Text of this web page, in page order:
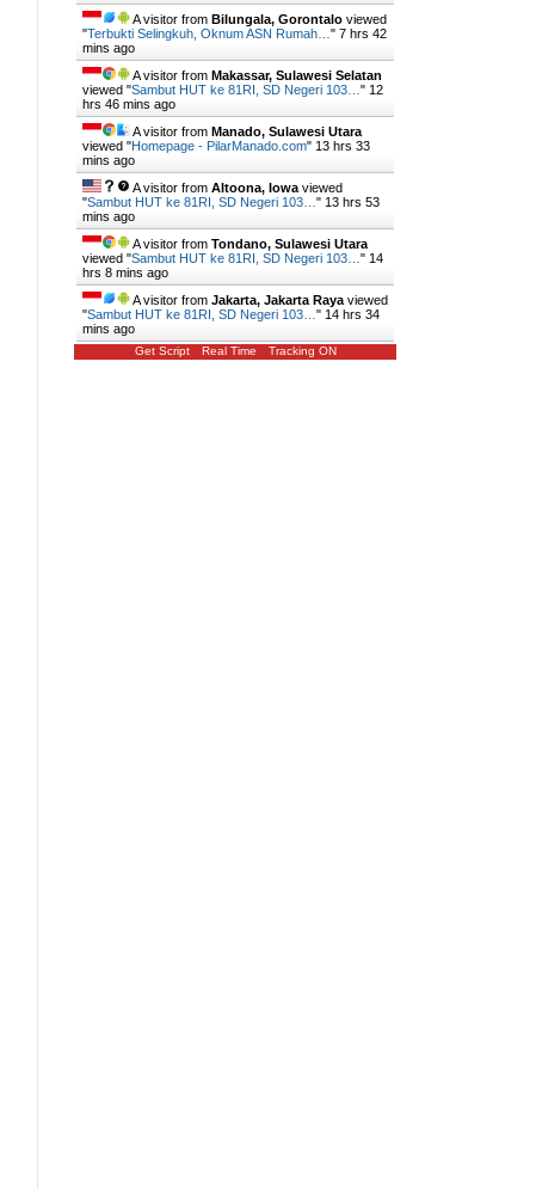
A visitor from Bilungala, Gorontalo viewed
"Terbukti Selingkuh, Oknum ASN Rumah… " 7 hrs 42
mins ago
A visitor from Makassar, Sulawesi Selatan
viewed "Sambut HUT ke 81RI, SD Negeri 103… " 12
hrs 46 mins ago
A visitor from Manado, Sulawesi Utara
viewed "Homepage - PilarManado.com" 13 hrs 33
mins ago
A visitor from Altoona, Iowa viewed
"Sambut HUT ke 81RI, SD Negeri 103… " 13 hrs 53
mins ago
A visitor from Tondano, Sulawesi Utara
viewed "Sambut HUT ke 81RI, SD Negeri 103… " 14
hrs 8 mins ago
A visitor from Jakarta, Jakarta Raya viewed
"Sambut HUT ke 81RI, SD Negeri 103… " 14 hrs 34
mins ago
Get Script Real Time Tracking ON